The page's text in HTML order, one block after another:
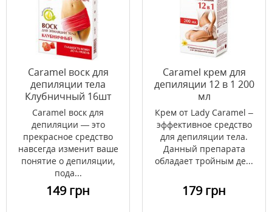
Caramel воск для
депиляции тела
Клубничный 16шт
Caramel воск для
депиляции — это
прекрасное средство
навсегда изменит ваше
понятие о депиляции,
пода...
149 грн
Caramel крем для
депиляции 12 в 1 200
мл
Крем от Lady Caramel –
эффективное средство
для депиляции тела.
Данный препарата
обладает тройным де...
179 грн